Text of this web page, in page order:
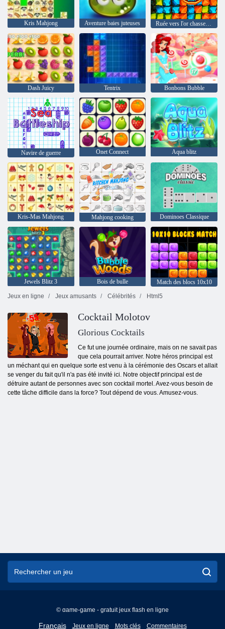
Kris Mahjong Aventure baies juteuses Ruée vers l'or chasse au trésor
Dash Juicy Tentrix Bonbons Bubble
Navire de guerre Onet Connect Aqua blitz
Kris-Mas Mahjong Mahjong cooking Dominoes Classique
Jewels Blitz 3 Bois de bulle
Match des blocs 10x10
Jeux en ligne
Jeux amusants Célébrités Html5
Cocktail Molotov
Glorious Cocktails
Ce fut une journée ordinaire, mais on ne savait pas
que cela pourrait arriver. Notre héros principal est
un méchant qui en quelque sorte est venu à la cérémonie des Oscars et allait
se venger du fait qu'il n'a pas été invité ici. Notre objectif principal est de
détruire autant de personnes avec son cocktail mortel. Avez-vous besoin de
cette tâche difficile dans la force? Tout dépend de vous. Amusez-vous.
© game-game - gratuit jeux flash en ligne
Français
English
Jeux en ligne Mots clés Commentaires